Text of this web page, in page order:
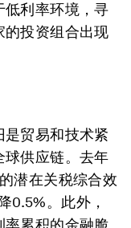
低利率环境，寻
的投资组合出现
贸易和技术紧
球供应链。去年
潜在关税综合效
0.5%。此外，
率累积的金融脆